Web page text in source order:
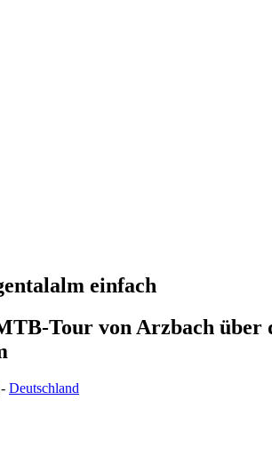
einfach
Tour von Arzbach
- Deutschland